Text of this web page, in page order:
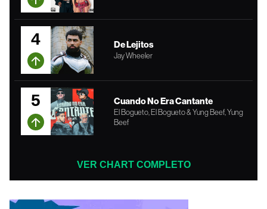
4 De Lejitos
Jay Wheeler
5 Cuando No Era Cantante
El Bogueto, El Bogueto & Yung Beef, Yung
Beef
VER CHART COMPLETO